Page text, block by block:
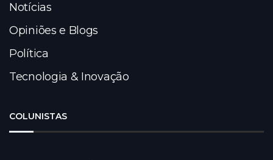
Notícias
Opiniões e Blogs
Política
Tecnologia & Inovação
COLUNISTAS